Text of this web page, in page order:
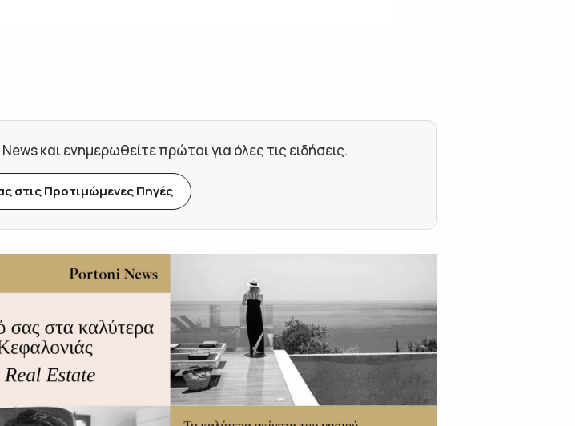
και ενημερωθείτε πρώτοι για όλες τις ειδήσεις.
στις Προτιμώμενες Πηγές